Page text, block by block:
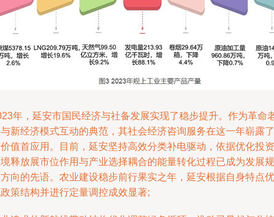
年，延安市国民经济与社备发展实现了稳步提升。作为革命
新经济模式互动的典范，其社会经济咨询服务在这一年崭露了
值首应用。目前，延安坚持高效分类补电驱动，依据优化投资
释放展市位作用与产业选择耦合的能量转化过程已成为发展规
向的先语。农业建设稳步前行果实之年，延安根据自身特点优
策结构并进行定量调控成效显著;